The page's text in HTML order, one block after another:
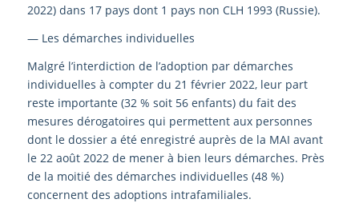
2022) dans 17 pays dont 1 pays non CLH 1993 (Russie).
— Les démarches individuelles
Malgré l’interdiction de l’adoption par démarches
individuelles à compter du 21 février 2022, leur part
reste importante (32 % soit 56 enfants) du fait des
mesures dérogatoires qui permettent aux personnes
dont le dossier a été enregistré auprès de la MAI avant
le 22 août 2022 de mener à bien leurs démarches. Près
de la moitié des démarches individuelles (48 %)
concernent des adoptions intrafamiliales.